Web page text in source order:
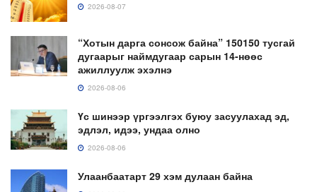
2026-08-07
“Хотын дарга сонсож байна” 150150 тусгай
дугаарыг наймдугаар сарын 14-нөөс
ажиллуулж эхэлнэ
2026-08-06
Үс шинээр үргээлгэх буюу засуулахад эд,
эдлэл, идээ, ундаа олно
2026-08-06
Улаанбаатарт 29 хэм дулаан байна